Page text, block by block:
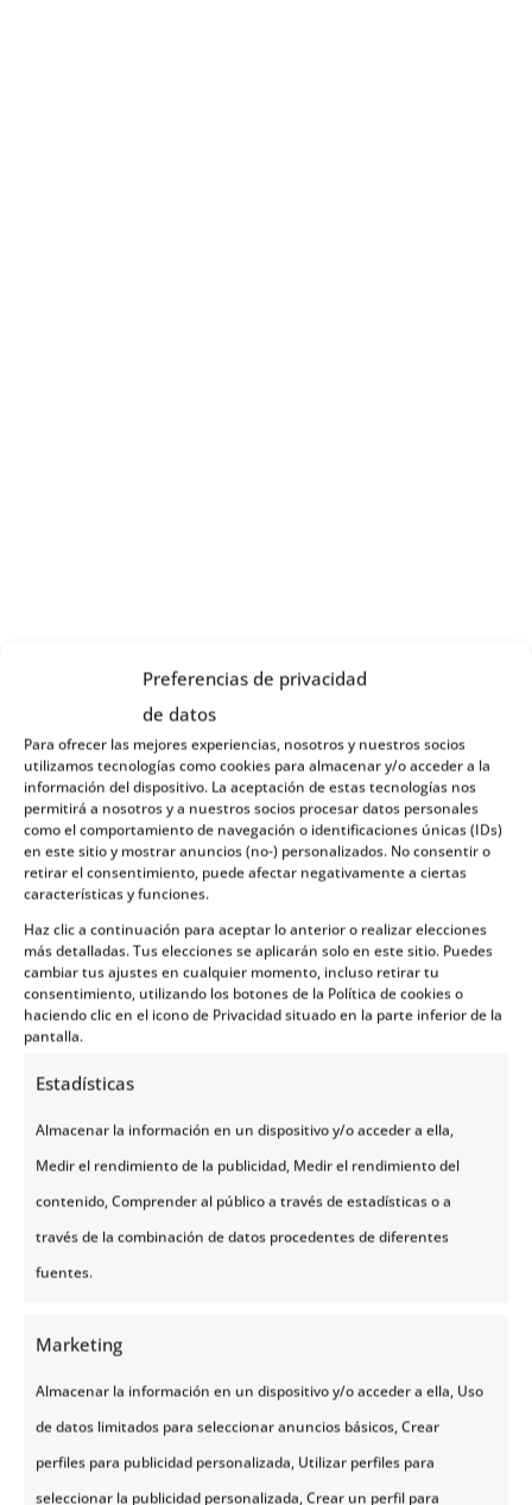
Preferencias de privacidad
de datos
Para ofrecer las mejores experiencias, nosotros y nuestros socios
utilizamos tecnologías como cookies para almacenar y/o acceder a la
información del dispositivo. La aceptación de estas tecnologías nos
permitirá a nosotros y a nuestros socios procesar datos personales
como el comportamiento de navegación o identificaciones únicas (IDs)
en este sitio y mostrar anuncios (no-) personalizados. No consentir o
retirar el consentimiento, puede afectar negativamente a ciertas
características y funciones.
Haz clic a continuación para aceptar lo anterior o realizar elecciones
más detalladas. Tus elecciones se aplicarán solo en este sitio. Puedes
cambiar tus ajustes en cualquier momento, incluso retirar tu
consentimiento, utilizando los botones de la Política de cookies o
haciendo clic en el icono de Privacidad situado en la parte inferior de la
pantalla.
Estadísticas
Almacenar la información en un dispositivo y/o acceder a ella,
Medir el rendimiento de la publicidad, Medir el rendimiento del
contenido, Comprender al público a través de estadísticas o a
través de la combinación de datos procedentes de diferentes
fuentes.
Marketing
Almacenar la información en un dispositivo y/o acceder a ella, Uso
de datos limitados para seleccionar anuncios básicos, Crear
perfiles para publicidad personalizada, Utilizar perfiles para
seleccionar la publicidad personalizada, Crear un perfil para